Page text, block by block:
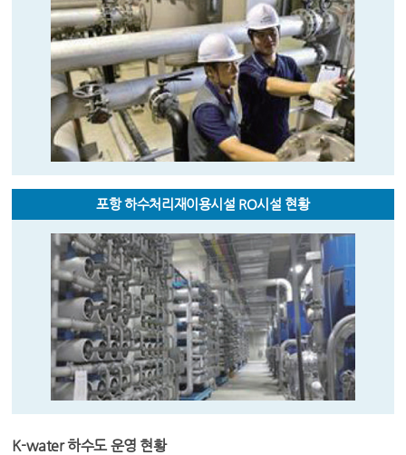
포항 하수처리재이용시설 RO시설 현황
K-water 하수도 운영 현황